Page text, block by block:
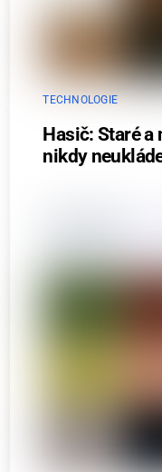
TECHNOLOGIE
Hasič: Staré
nikdy